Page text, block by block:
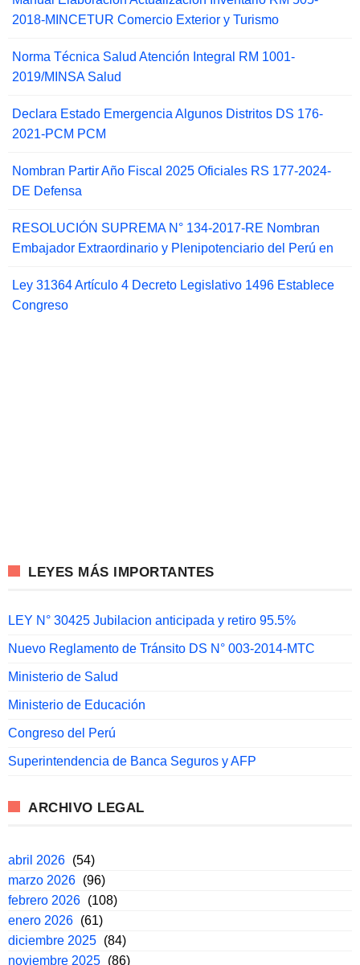
2018-MINCETUR Comercio Exterior y Turismo
Norma Técnica Salud Atención Integral RM 1001-
2019/MINSA Salud
Declara Estado Emergencia Algunos Distritos DS 176-
2021-PCM PCM
Nombran Partir Año Fiscal 2025 Oficiales RS 177-2024-
DE Defensa
RESOLUCIÓN SUPREMA N° 134-2017-RE Nombran
Embajador Extraordinario y Plenipotenciario del Perú en
Ley 31364 Artículo 4 Decreto Legislativo 1496 Establece
Congreso
LEYES MÁS IMPORTANTES
LEY N° 30425 Jubilacion anticipada y retiro 95.5%
Nuevo Reglamento de Tránsito DS N° 003-2014-MTC
Ministerio de Salud
Ministerio de Educación
Congreso del Perú
Superintendencia de Banca Seguros y AFP
ARCHIVO LEGAL
abril 2026 (54)
marzo 2026 (96)
febrero 2026 (108)
enero 2026 (61)
diciembre 2025 (84)
noviembre 2025 (86)